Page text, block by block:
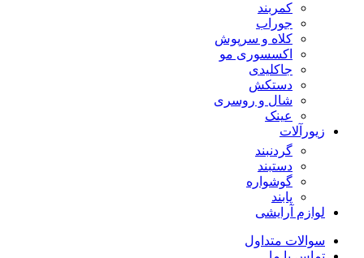
کمربند
جوراب
کلاه و سرپوش
اکسسوری مو
جاکلیدی
دستکش
شال و روسری
عینک
زیورآلات
گردنبند
دستبند
گوشواره
پابند
لوازم آرایشی
سوالات متداول